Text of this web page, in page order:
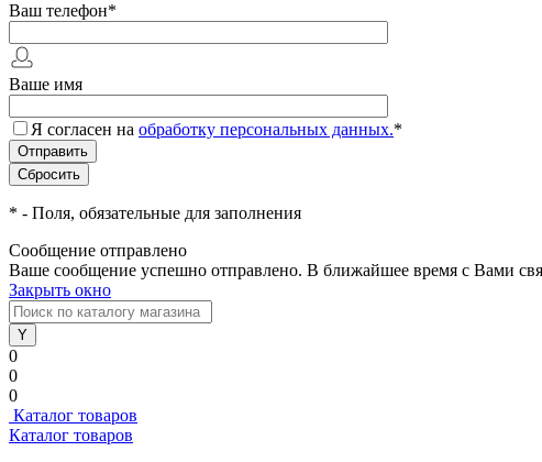
Ваш телефон*
Ваше имя
Я согласен на обработку персональных данных.*
* - Поля, обязательные для заполнения
Сообщение отправлено
Ваше сообщение успешно отправлено. В ближайшее время с Вами
Закрыть окно
0
0
0
Каталог товаров
Каталог товаров